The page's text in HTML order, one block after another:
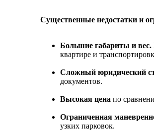
Существенные недостатки и
Большие габариты и вес.
квартире и
Сложный юридический
документов.
Высокая цена по
Ограниченная
узких парковок.